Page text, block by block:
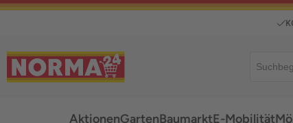
AktionenGartenBaumarktE-Mobilität